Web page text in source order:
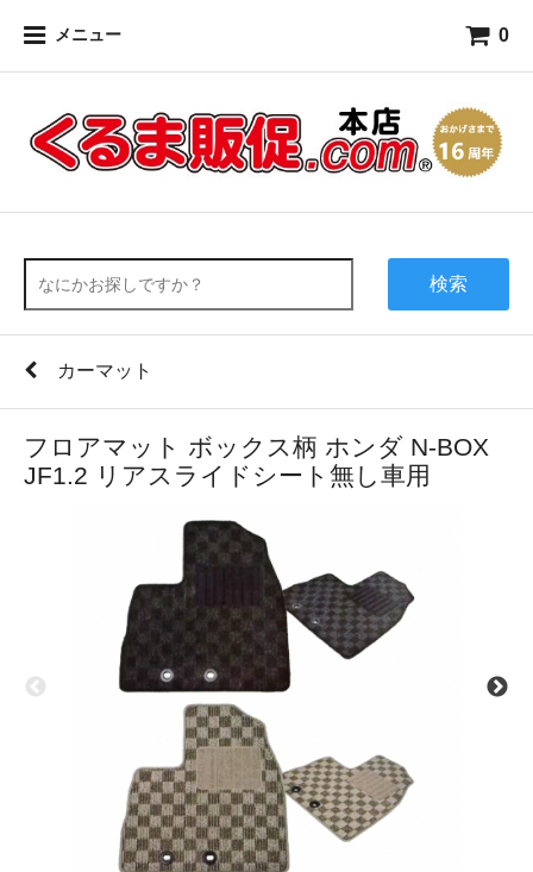
メニュー 0
検索
カーマット
フロアマット ボックス柄 ホンダ N-BOX
JF1.2 リアスライドシート無し車用